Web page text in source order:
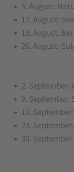
5. August:
12. August:
19. August:
26. August:
2.
9.
16.
23.
30.